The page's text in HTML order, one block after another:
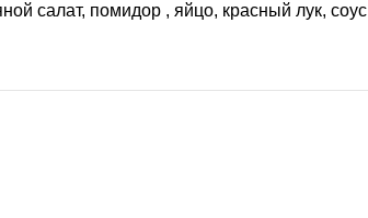
салат, помидор , яйцо, красный лук, соус